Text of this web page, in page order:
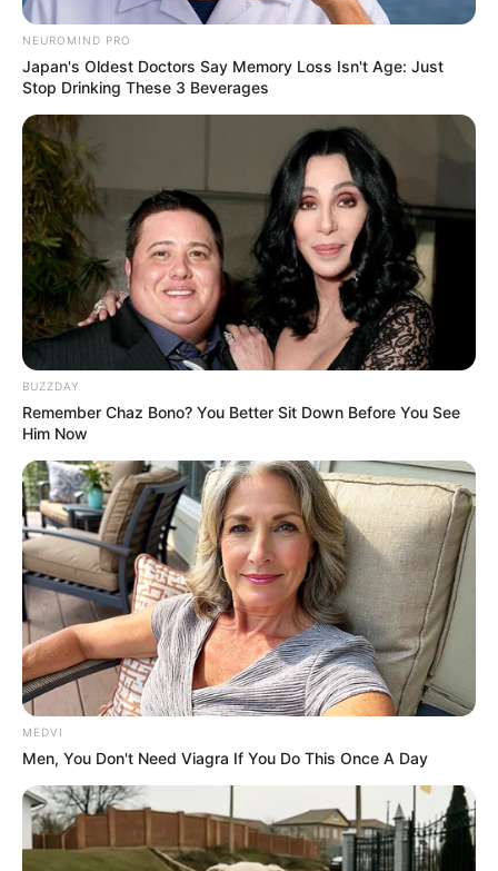
NEUROMIND PRO
Japan's Oldest Doctors Say Memory Loss Isn't Age: Just
Stop Drinking These 3 Beverages
BUZZDAY
Remember Chaz Bono? You Better Sit Down Before You See
Him Now
MEDVI
Men, You Don't Need Viagra If You Do This Once A Day